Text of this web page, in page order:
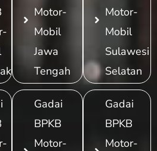
Motor-
Mobil
Jawa
Tengah
Gadai
BPKB
Motor-
Motor-
Mobil
Sulawesi
Selatan
Gadai
BPKB
Motor-